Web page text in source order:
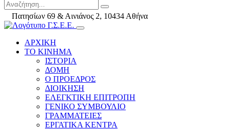
Πατησίων 69 & Αινιάνος 2, 10434 Αθήνα
ΑΡΧΙΚΗ
ΤΟ ΚΙΝΗΜΑ
ΙΣΤΟΡΙΑ
ΔΟΜΗ
Ο ΠΡΟΕΔΡΟΣ
ΔΙΟΙΚΗΣΗ
ΕΛΕΓΚΤΙΚΗ ΕΠΙΤΡΟΠΗ
ΓΕΝΙΚΟ ΣΥΜΒΟΥΛΙΟ
ΓΡΑΜΜΑΤΕΙΕΣ
ΕΡΓΑΤΙΚΑ ΚΕΝΤΡΑ